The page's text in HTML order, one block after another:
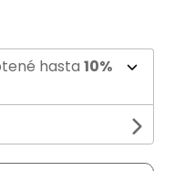
hasta 10%